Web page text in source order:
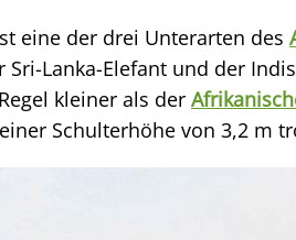
eine der drei Unterarten des
Lanka-Elefant und der
kleiner als der
Schulterhöhe von 3,2 m